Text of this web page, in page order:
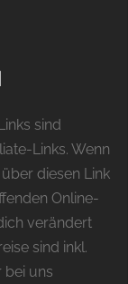
sind
Links. Wenn
diesen Link
Online-
verändert
sind inkl.
bei uns